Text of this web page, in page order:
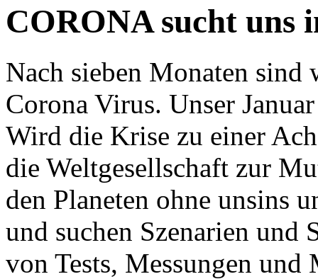
CORONA sucht uns
Nach sieben Monaten
Corona Virus. Unser
Wird die Krise zu einer
die Weltgesellschaft zur
den Planeten ohne unsins
und suchen Szenarien und
von Tests, Messungen und